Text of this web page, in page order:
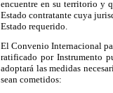
encuentre en su territorio y
Estado contratante cuya
Estado requerido.
El Convenio Internacional
ratificado por Instrumento
adoptará las medidas
sean cometidos: